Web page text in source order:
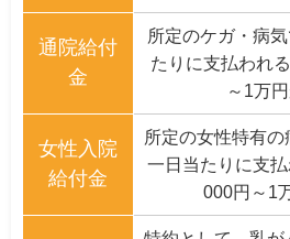
通院給付
金
所定のケガ・病
たりに支払われ
～1万
女性入院
給付金
所定の女性特有の
一日当たりに支
000円～1